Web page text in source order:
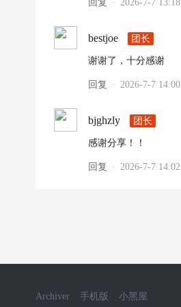
回复 · 2026-7-7 13:18
bestjoe 团长
谢谢了，十分感谢
回复 · 2026-7-7 14:00
bjghzly 团长
感谢分享！！
回复 · 2026-7-7 14:02
Archiver 手机版 小黑屋